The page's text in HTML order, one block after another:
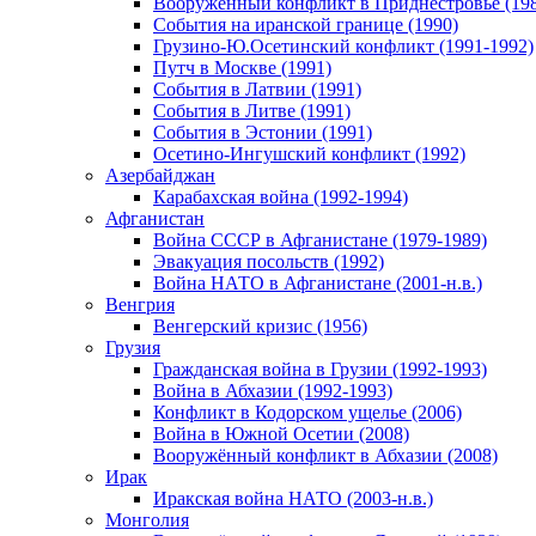
События на иранской границе (1990)
Грузино-Ю.Осетинский конфликт (1991-1992)
Путч в Москве (1991)
События в Латвии (1991)
События в Литве (1991)
События в Эстонии (1991)
Осетино-Ингушский конфликт (1992)
Азербайджан
Карабахская война (1992-1994)
Афганистан
Война СССР в Афганистане (1979-1989)
Эвакуация посольств (1992)
Война НАТО в Афганистане (2001-н.в.)
Венгрия
Венгерский кризис (1956)
Грузия
Гражданская война в Грузии (1992-1993)
Война в Абхазии (1992-1993)
Конфликт в Кодорском ущелье (2006)
Война в Южной Осетии (2008)
Вооружённый конфликт в Абхазии (2008)
Ирак
Иракская война НАТО (2003-н.в.)
Монголия